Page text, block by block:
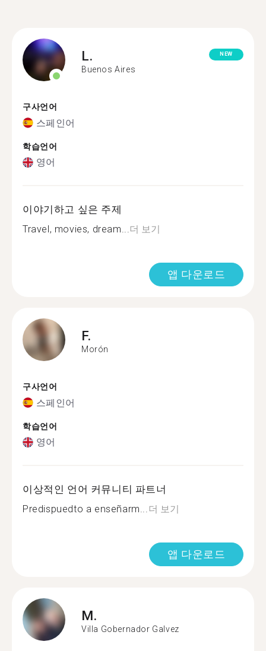
L.
Buenos Aires
NEW
구사언어
스페인어
학습언어
영어
이야기하고 싶은 주제
Travel, movies, dream...더 보기
앱 다운로드
F.
Morón
구사언어
스페인어
학습언어
영어
이상적인 언어 커뮤니티 파트너
Predispuedto a enseñarm...더 보기
앱 다운로드
M.
Villa Gobernador Galvez